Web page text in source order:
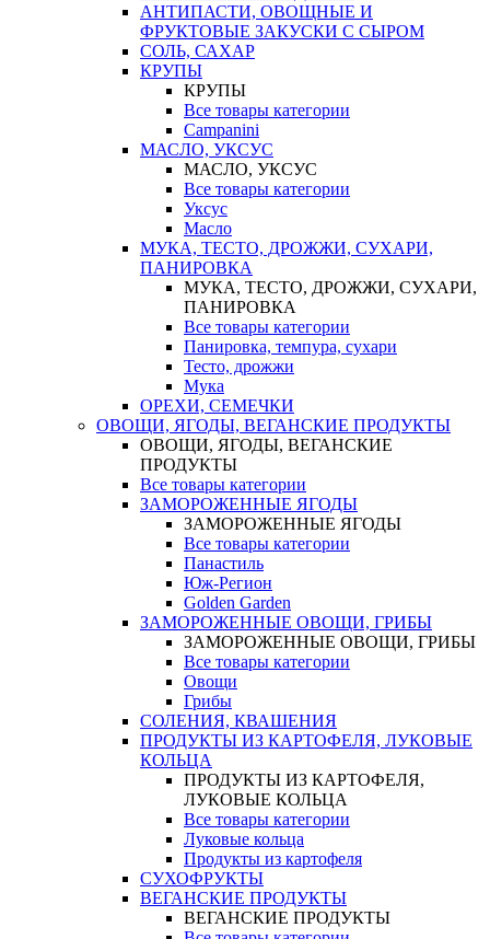
АНТИПАСТИ, ОВОЩНЫЕ И
ФРУКТОВЫЕ ЗАКУСКИ С СЫРОМ
СОЛЬ, САХАР
КРУПЫ
КРУПЫ
Все товары категории
Campanini
МАСЛО, УКСУС
МАСЛО, УКСУС
Все товары категории
Уксус
Масло
МУКА, ТЕСТО, ДРОЖЖИ, СУХАРИ,
ПАНИРОВКА
МУКА, ТЕСТО, ДРОЖЖИ, СУХАРИ,
ПАНИРОВКА
Все товары категории
Панировка, темпура, сухари
Тесто, дрожжи
Мука
ОРЕХИ, СЕМЕЧКИ
ОВОЩИ, ЯГОДЫ, ВЕГАНСКИЕ ПРОДУКТЫ
ОВОЩИ, ЯГОДЫ, ВЕГАНСКИЕ
ПРОДУКТЫ
Все товары категории
ЗАМОРОЖЕННЫЕ ЯГОДЫ
ЗАМОРОЖЕННЫЕ ЯГОДЫ
Все товары категории
Панастиль
Юж-Регион
Golden Garden
ЗАМОРОЖЕННЫЕ ОВОЩИ, ГРИБЫ
ЗАМОРОЖЕННЫЕ ОВОЩИ, ГРИБЫ
Все товары категории
Овощи
Грибы
СОЛЕНИЯ, КВАШЕНИЯ
ПРОДУКТЫ ИЗ КАРТОФЕЛЯ, ЛУКОВЫЕ
КОЛЬЦА
ПРОДУКТЫ ИЗ КАРТОФЕЛЯ,
ЛУКОВЫЕ КОЛЬЦА
Все товары категории
Луковые кольца
Продукты из картофеля
СУХОФРУКТЫ
ВЕГАНСКИЕ ПРОДУКТЫ
ВЕГАНСКИЕ ПРОДУКТЫ